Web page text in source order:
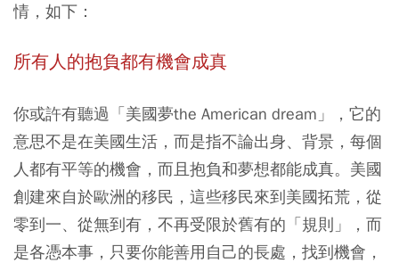
情，如下：
所有人的抱負都有機會成真
你或許有聽過「美國夢the American dream」，它的
意思不是在美國生活，而是指不論出身、背景，每個
人都有平等的機會，而且抱負和夢想都能成真。美國
創建來自於歐洲的移民，這些移民來到美國拓荒，從
零到一、從無到有，不再受限於舊有的「規則」，而
是各憑本事，只要你能善用自己的長處，找到機會，